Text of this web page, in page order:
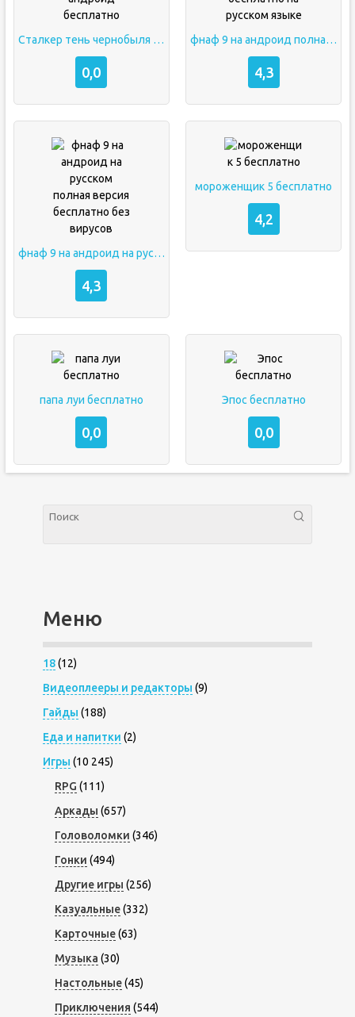
Сталкер тень чернобыля на андроид бесплатно
0,0
фнаф 9 на андроид полная версия бесплатно на русском языке
4,3
фнаф 9 на андроид на русском полная версия бесплатно без вирусов
4,3
мороженщик 5 бесплатно
4,2
папа луи бесплатно
0,0
Эпос бесплатно
0,0
Меню
18(12)
Видеоплееры и редакторы (9)
Гайды (188)
Еда и напитки (2)
Игры (10 245)
RPG (111)
Аркады (657)
Головоломки (346)
Гонки (494)
Другие игры (256)
Казуальные(332)
Карточные(63)
Музыка (30)
Настольные(45)
Приключения (544)